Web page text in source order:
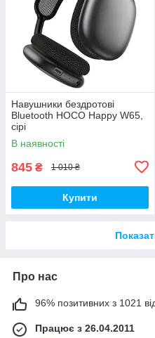
Навушники бездротові
Bluetooth HOCO Happy W65,
сірі
В наявності
845 ₴ 1 010 ₴
Купити
Про нас
96% позитивних з 1021
Працює з 26.04.2011